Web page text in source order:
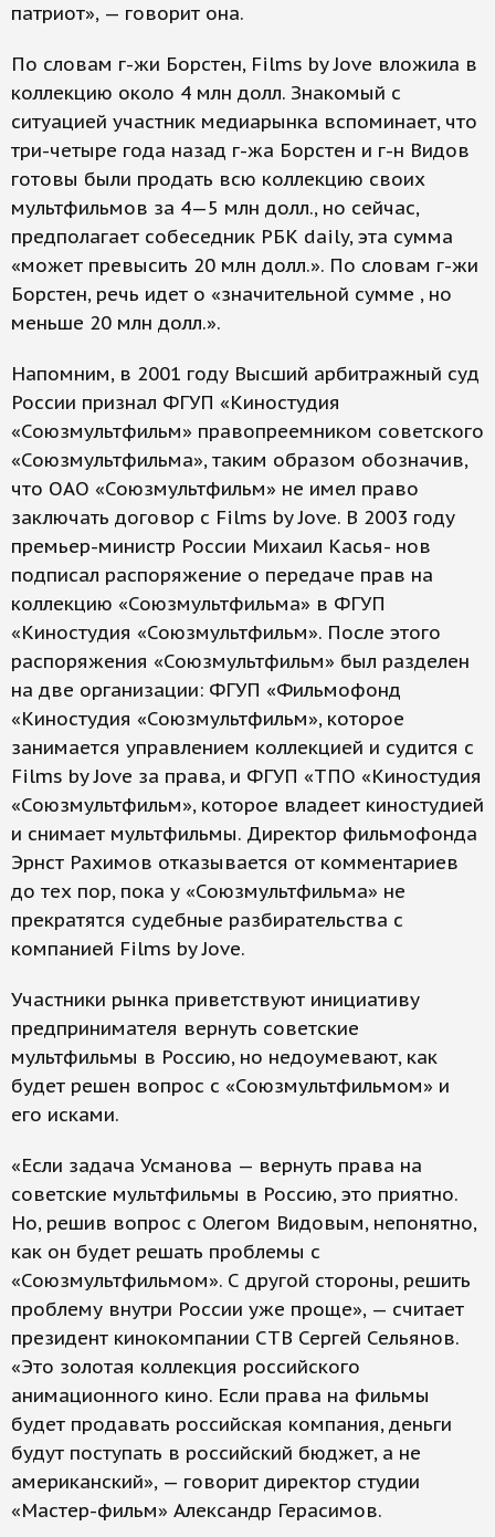
патриот», — говорит она.
По словам г-жи Борстен, Films by Jove вложила в
коллекцию около 4 млн долл. Знакомый с
ситуацией участник медиарынка вспоминает, что
три-четыре года назад г-жа Борстен и г-н Видов
готовы были продать всю коллекцию своих
мультфильмов за 4—5 млн долл., но сейчас,
предполагает собеседник РБК daily, эта сумма
«может превысить 20 млн долл.». По словам г-жи
Борстен, речь идет о «значительной сумме , но
меньше 20 млн долл.».
Напомним, в 2001 году Высший арбитражный суд
России признал ФГУП «Киностудия
«Союзмультфильм» правопреемником советского
«Союзмультфильма», таким образом обозначив,
что ОАО «Союзмультфильм» не имел право
заключать договор с Films by Jove. В 2003 году
премьер-министр России Михаил Касья- нов
подписал распоряжение о передаче прав на
коллекцию «Союзмультфильма» в ФГУП
«Киностудия «Союзмультфильм». После этого
распоряжения «Союзмультфильм» был разделен
на две организации: ФГУП «Фильмофонд
«Киностудия «Союзмультфильм», которое
занимается управлением коллекцией и судится с
Films by Jove за права, и ФГУП «ТПО «Киностудия
«Союзмультфильм», которое владеет киностудией
и снимает мультфильмы. Директор фильмофонда
Эрнст Рахимов отказывается от комментариев
до тех пор, пока у «Союзмультфильма» не
прекратятся судебные разбирательства с
компанией Films by Jove.
Участники рынка приветствуют инициативу
предпринимателя вернуть советские
мультфильмы в Россию, но недоумевают, как
будет решен вопрос с «Союзмультфильмом» и
его исками.
«Если задача Усманова — вернуть права на
советские мультфильмы в Россию, это приятно.
Но, решив вопрос с Олегом Видовым, непонятно,
как он будет решать проблемы с
«Союзмультфильмом». С другой стороны, решить
проблему внутри России уже проще», — считает
президент кинокомпании СТВ Сергей Сельянов.
«Это золотая коллекция российского
анимационного кино. Если права на фильмы
будет продавать российская компания, деньги
будут поступать в российский бюджет, а не
американский», — говорит директор студии
«Мастер-фильм» Александр Герасимов.